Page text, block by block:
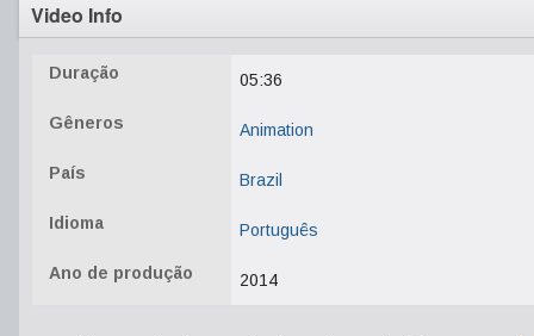
Video Info
Duração 05:36
Gêneros Animation
País Brazil
Idioma Português
Ano de produção 2014